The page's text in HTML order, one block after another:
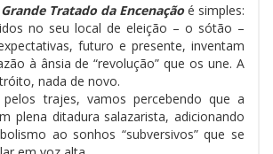
Tratado da Encenaçãoé simples:
no seu local de eleição – o sótão –
futuro e presente, inventam
à ânsia de “revolução” que os une. A
nada de novo.
trajes, vamos percebendo que a
plena ditadura salazarista, adicionando
ao sonhos “subversivos” que se